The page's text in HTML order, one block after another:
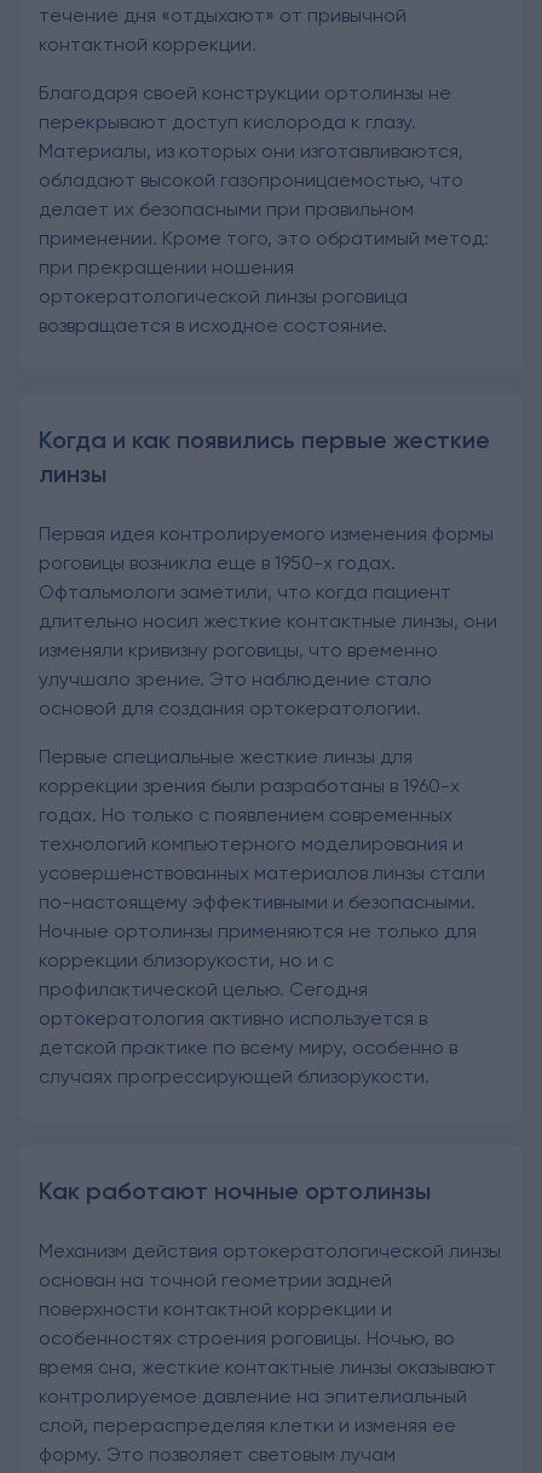
течение дня «отдыхают» от привычной
контактной коррекции.
Благодаря своей конструкции ортолинзы не
перекрывают доступ кислорода к глазу.
Материалы, из которых они изготавливаются,
обладают высокой газопроницаемостью, что
делает их безопасными при правильном
применении. Кроме того, это обратимый метод:
при прекращении ношения
ортокератологической линзы роговица
возвращается в исходное состояние.
Когда и как появились первые жесткие
линзы
Первая идея контролируемого изменения формы
роговицы возникла еще в 1950-х годах.
Офтальмологи заметили, что когда пациент
длительно носил жесткие контактные линзы, они
изменяли кривизну роговицы, что временно
улучшало зрение. Это наблюдение стало
основой для создания ортокератологии.
Первые специальные жесткие линзы для
коррекции зрения были разработаны в 1960-х
годах. Но только с появлением современных
технологий компьютерного моделирования и
усовершенствованных материалов линзы стали
по-настоящему эффективными и безопасными.
Ночные ортолинзы применяются не только для
коррекции близорукости, но и с
профилактической целью. Сегодня
ортокератология активно используется в
детской практике по всему миру, особенно в
случаях прогрессирующей близорукости.
Как работают ночные ортолинзы
Механизм действия ортокератологической линзы
основан на точной геометрии задней
поверхности контактной коррекции и
особенностях строения роговицы. Ночью, во
время сна, жесткие контактные линзы оказывают
контролируемое давление на эпителиальный
слой, перераспределяя клетки и изменяя ее
форму. Это позволяет световым лучам